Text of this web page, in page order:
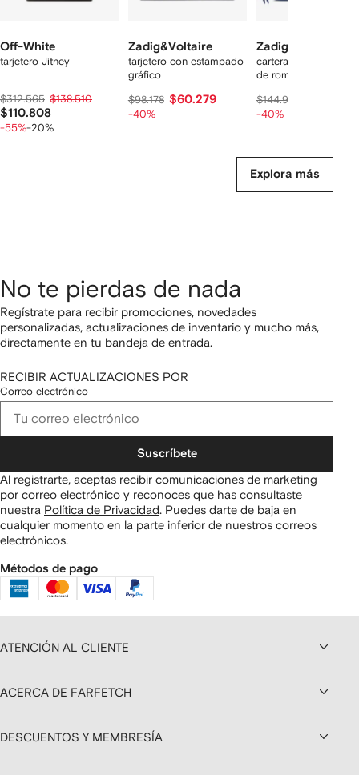
Off-White
tarjetero Jitney
$312.565 $138.510
$110.808
-55%-20%
Zadig&Voltaire
tarjetero con estampado
gráfico
$98.178 $60.279
-40%
Zadig&Voltaire
cartera con
de rombos
$144.929
-40%
Explora más
No te pierdas de nada
Regístrate para recibir promociones, novedades
personalizadas, actualizaciones de inventario y mucho más,
directamente en tu bandeja de entrada.
RECIBIR ACTUALIZACIONES POR
Correo electrónico
Suscríbete
Al registrarte, aceptas recibir comunicaciones de marketing
por correo electrónico y reconoces que has consultaste
nuestra Política de Privacidad Puedes darte de baja en
cualquier momento en la parte inferior de nuestros correos
electrónicos.
Métodos de pago
ATENCIÓN AL CLIENTE
ACERCA DE FARFETCH
DESCUENTOS Y MEMBRESÍA